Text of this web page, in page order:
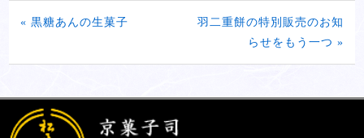
« 黒糖あんの生菓子
羽二重餅の特別販売のお知
らせをもう一つ »